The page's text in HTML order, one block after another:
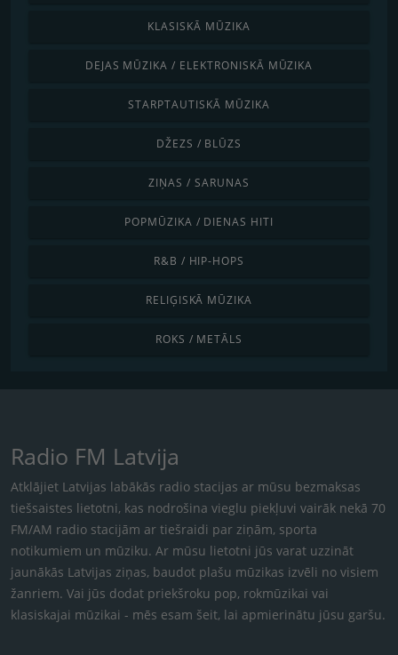
KLASISKĀ MŪZIKA
DEJAS MŪZIKA / ELEKTRONISKĀ MŪZIKA
STARPTAUTISKĀ MŪZIKA
DŽEZS / BLŪZS
ZIŅAS / SARUNAS
POPMŪZIKA / DIENAS HITI
R&B / HIP-HOPS
RELIĢISKĀ MŪZIKA
ROKS / METĀLS
Radio FM Latvija
Atklājiet Latvijas labākās radio stacijas ar mūsu bezmaksas
tiešsaistes lietotni, kas nodrošina vieglu piekļuvi vairāk nekā 70
FM/AM radio stacijām ar tiešraidi par ziņām, sporta
notikumiem un mūziku. Ar mūsu lietotni jūs varat uzzināt
jaunākās Latvijas ziņas, baudot plašu mūzikas izvēli no visiem
žanriem. Vai jūs dodat priekšroku pop, rokmūzikai vai
klasiskajai mūzikai - mēs esam šeit, lai apmierinātu jūsu garšu.